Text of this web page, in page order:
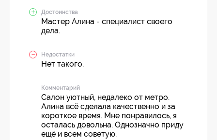
Достоинства
Мастер Алина - специалист своего
дела.
Недостатки
Нет такого.
Комментарий
Салон уютный, недалеко от метро.
Алина всё сделала качественно и за
короткое время. Мне понравилось, я
осталась довольна. Однозначно приду
ещё и всем советую.